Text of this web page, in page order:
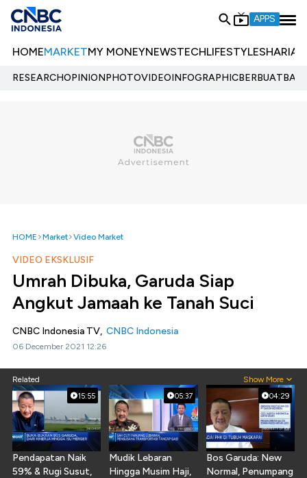
APPS
HOMEMARKETMY MONEYNEWSTECHLIFESTYLESHARIA
RESEARCHOPINIONPHOTOVIDEOINFOGRAPHIC
HOME Market Video Market
VIDEO EKSKLUSIF
Umrah Dibuka, Garuda Siap
Angkut Jamaah ke Tanah Suci
CNBC Indonesia TV, CNBC Indonesia
06 December 2021 12:26
Related Show More
15:55
Pendapatan Naik
59% & Rugi Susut,
05:37
Mudik Lebaran
Hingga Musim Haji,
04:29
Bos Garuda: New
Normal, Penumpang